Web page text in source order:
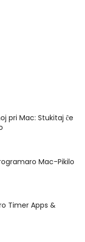
pri Mac: Stukitaj ĉe
Mac-Pikilo
Timer Apps &